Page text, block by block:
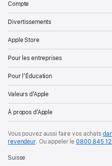
Compte
Divertissements
Apple Store
Pour les entreprises
Pour l’Éducation
Valeurs d’Apple
À propos d’Apple
Vous pouvez aussi faire vos achats
revendeur. Ouappeler le0800 845
Suisse